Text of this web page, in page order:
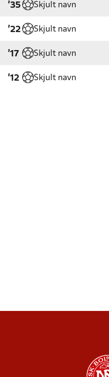
'35 Skjult navn
'22 Skjult navn
'17 Skjult navn
'12 Skjult navn